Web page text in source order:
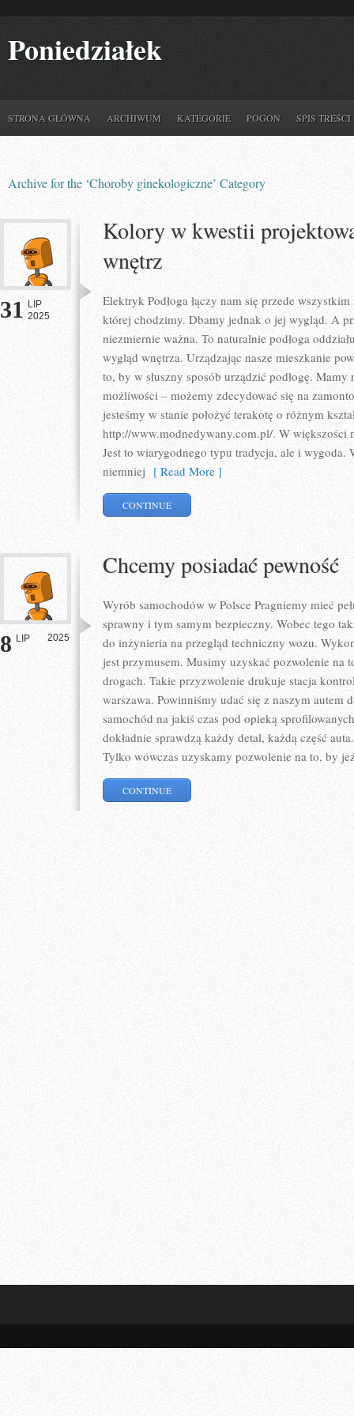
Poniedziałek
STRONA GŁÓWNA ARCHIWUM KATEGORIE POGOŃ SPIS TREŚCI
Archive for the ‘Choroby ginekologiczne’ Category
31 LIP
2025
Kolory w kwestii
wnętrz
Elektryk Podłoga łączy nam się przede
której chodzimy. Dbamy jednak o jej wygląd. A
niezmiernie ważna. To naturalnie podłoga
wygląd wnętrza. Urządzając nasze mieszkanie
to, by w słuszny sposób urządzić podłogę.
możliwości – możemy zdecydować się na
jesteśmy w stanie położyć terakotę o różnym
http://www.modnedywany.com.pl/. W większości
Jest to wiarygodnego typu tradycja, ale i
niemniej [ Read More ]
CONTINUE
8 LIP 2025
Chcemy posiadać pewność
Wyrób samochodów w Polsce Pragniemy mieć
sprawny i tym samym bezpieczny. Wobec tego
do inżynieria na przegląd techniczny wozu.
jest przymusem. Musimy uzyskać pozwolenie na
drogach. Takie przyzwolenie drukuje stacja
warszawa. Powinniśmy udać się z naszym autem
samochód na jakiś czas pod opieką
dokładnie sprawdzą każdy detal, każdą część
Tylko wówczas uzyskamy pozwolenie na to, by
CONTINUE